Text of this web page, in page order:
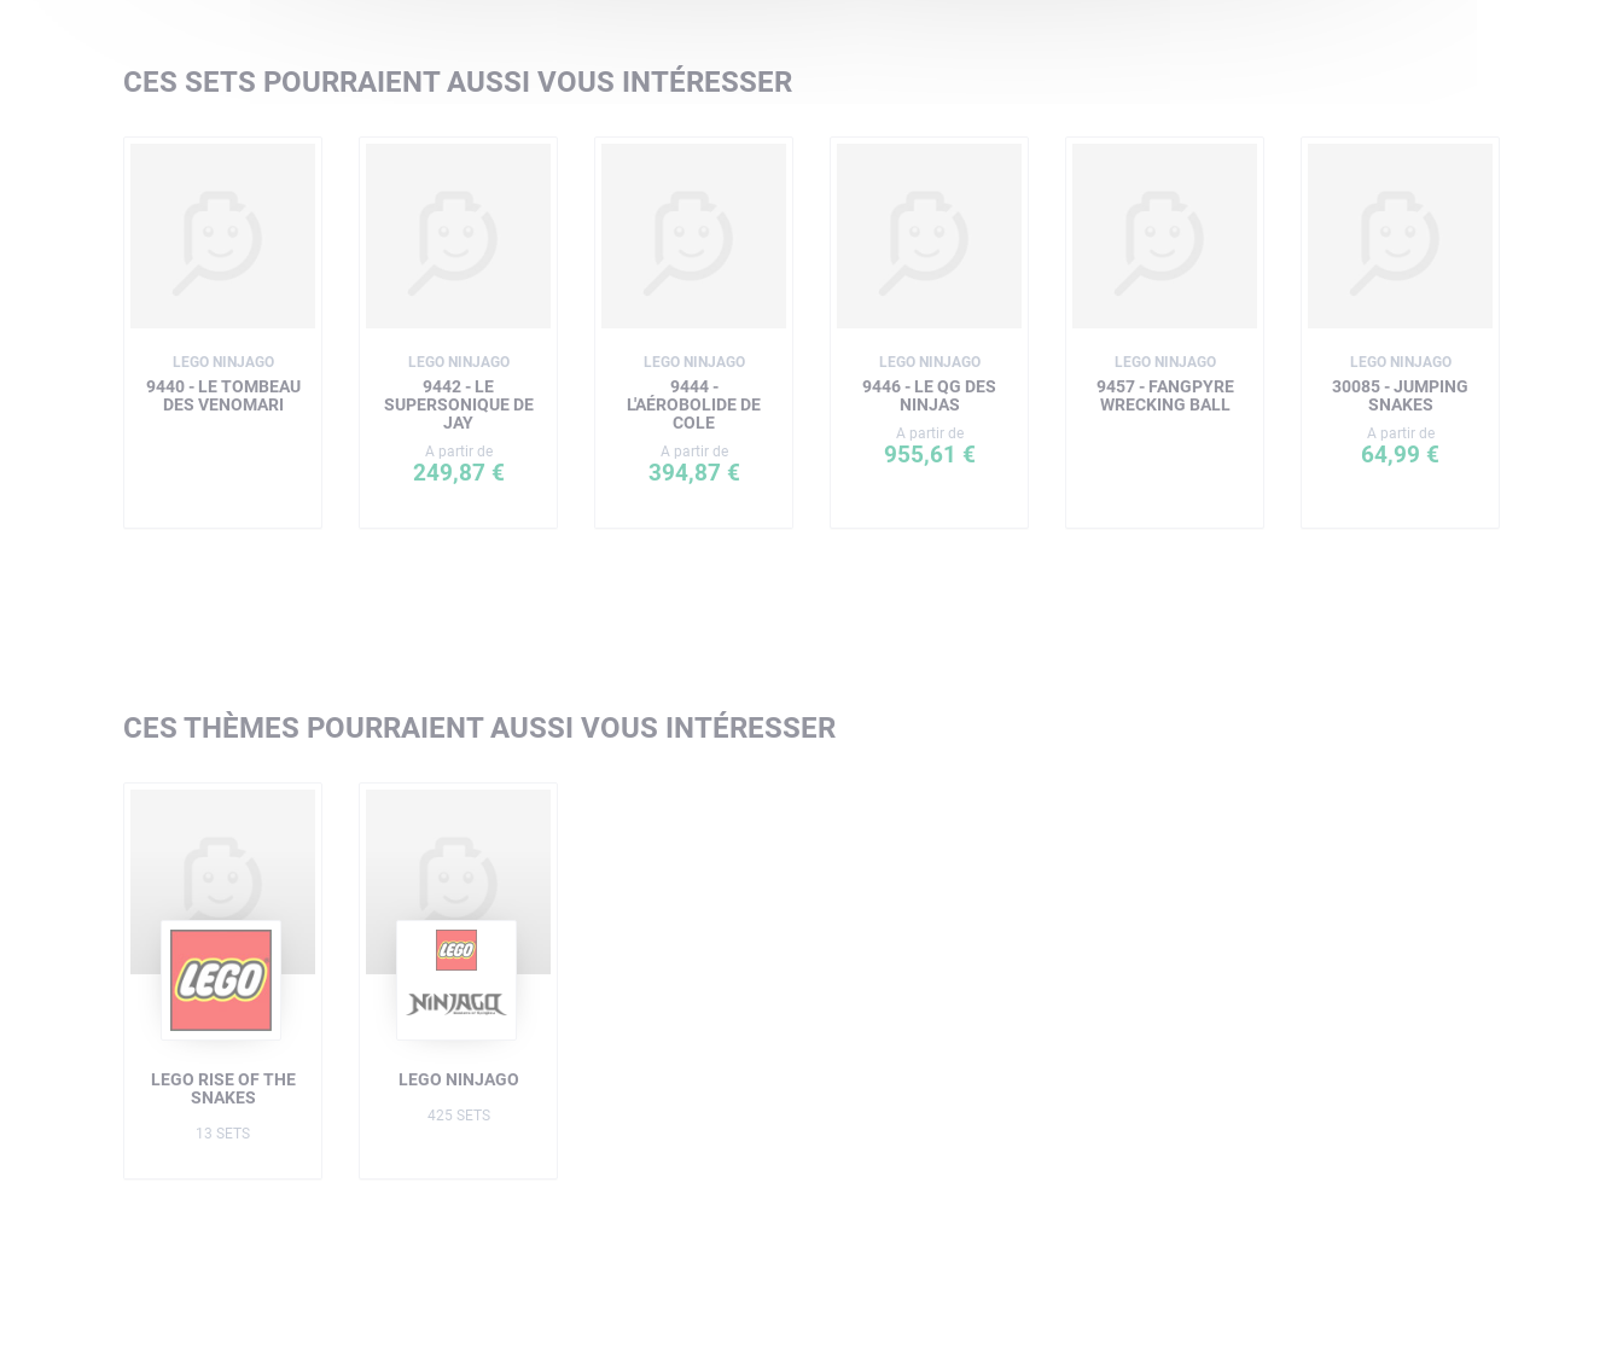
CES SETS POURRAIENT AUSSI VOUS INTÉRESSER
LEGO NINJAGO
9440 - LE TOMBEAU
DES VENOMARI
LEGO NINJAGO
9442 - LE
SUPERSONIQUE DE
JAY
A partir de
249,87 €
LEGO NINJAGO
9444 -
L'AÉROBOLIDE DE
COLE
A partir de
394,87 €
LEGO NINJAGO
9446 - LE QG DES
NINJAS
A partir de
955,61 €
LEGO NINJAGO
9457 - FANGPYRE
WRECKING BALL
LEGO NINJAGO
30085 - JUMPING
SNAKES
A partir de
64,99 €
CES THÈMES POURRAIENT AUSSI VOUS INTÉRESSER
LEGO RISE OF THE
SNAKES
13 SETS
LEGO NINJAGO
425 SETS